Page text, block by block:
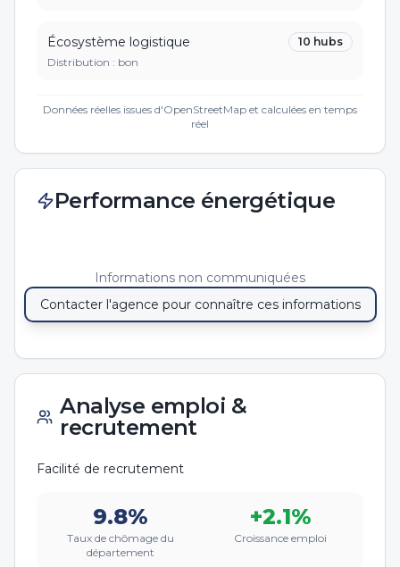
Écosystème logistique 10 hubs
Distribution : bon
Données réelles issues d'OpenStreetMap et calculées en temps
réel
Performance énergétique
Informations non communiquées
Contacter l'agence pour connaître ces informations
Analyse emploi &
recrutement
Facilité de recrutement
9.8%
Taux de chômage du
département
+2.1%
Croissance emploi